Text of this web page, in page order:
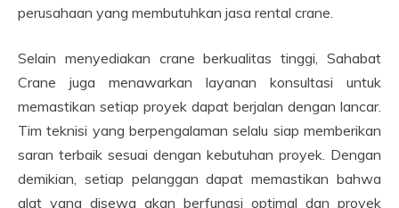
perusahaan yang membutuhkan jasa rental crane.
Selain menyediakan crane berkualitas tinggi, Sahabat
Crane juga menawarkan layanan konsultasi untuk
memastikan setiap proyek dapat berjalan dengan lancar.
Tim teknisi yang berpengalaman selalu siap memberikan
saran terbaik sesuai dengan kebutuhan proyek. Dengan
demikian, setiap pelanggan dapat memastikan bahwa
alat yang disewa akan berfungsi optimal dan proyek